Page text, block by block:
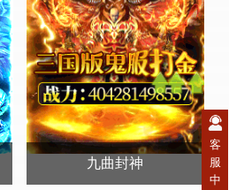
九曲封神
客
服
中